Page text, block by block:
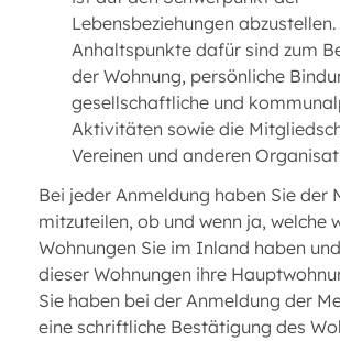
Lebensbeziehungen abzustellen.
Anhaltspunkte dafür sind zum
der Wohnung, persönliche
gesellschaftliche und
Aktivitäten sowie die
Vereinen und anderen
Bei jeder Anmeldung haben Sie der
mitzuteilen, ob und wenn ja, welche
Wohnungen Sie im Inland haben
dieser Wohnungen ihre
Sie haben bei der Anmeldung der
eine schriftliche Bestätigung des